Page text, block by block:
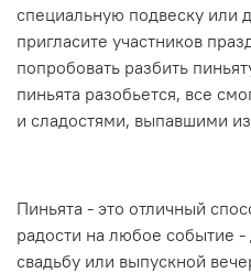
специальную подвеску или
пригласите участников
попробовать разбить
пиньята разобьется, все
и сладостями, выпавшими
Пиньята - это отличный
радости на любое событие
свадьбу или выпускной